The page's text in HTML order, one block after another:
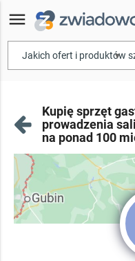
menu
▾
Kupię sprzęt
prowadzenia
na ponad 100